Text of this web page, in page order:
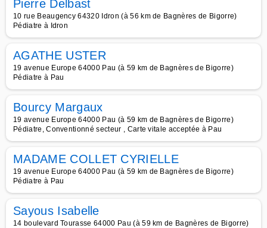
Pierre Delbast
10 rue Beaugency 64320 Idron (à 56 km de Bagnères de Bigorre)
Pédiatre à Idron
AGATHE USTER
19 avenue Europe 64000 Pau (à 59 km de Bagnères de Bigorre)
Pédiatre à Pau
Bourcy Margaux
19 avenue Europe 64000 Pau (à 59 km de Bagnères de Bigorre)
Pédiatre, Conventionné secteur , Carte vitale acceptée à Pau
MADAME COLLET CYRIELLE
19 avenue Europe 64000 Pau (à 59 km de Bagnères de Bigorre)
Pédiatre à Pau
Sayous Isabelle
14 boulevard Tourasse 64000 Pau (à 59 km de Bagnères de Bigorre)